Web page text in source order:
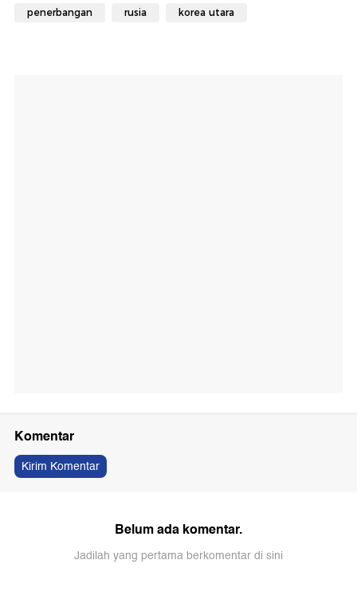
penerbangan rusia korea utara
Komentar
Kirim Komentar
Belum ada komentar.
Jadilah yang pertama berkomentar di sini